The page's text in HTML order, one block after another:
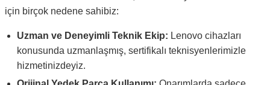
için birçok nedene sahibiz:
Uzman ve Deneyimli Teknik Ekip: Lenovo cihazları
konusunda uzmanlaşmış, sertifikalı teknisyenlerimizle
hizmetinizdeyiz.